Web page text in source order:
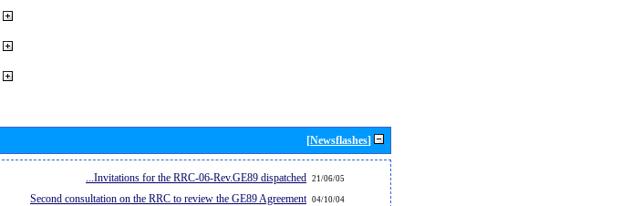
[Newsflashes]
21/06/05
Invitations for the RRC-06-Rev.GE89 dispatched...
04/10/04
Second consultation on the RRC to review the GE89 Agreement